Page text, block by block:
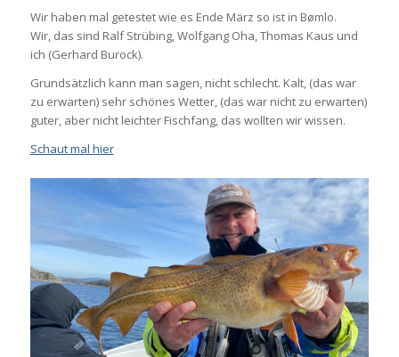
Wir haben mal getestet wie es Ende März so ist in Bømlo.
Wir, das sind Ralf Strübing, Wolfgang Oha, Thomas Kaus und
ich (Gerhard Burock).
Grundsätzlich kann man sagen, nicht schlecht. Kalt, (das war
zu erwarten) sehr schönes Wetter, (das war nicht zu erwarten)
guter, aber nicht leichter Fischfang, das wollten wir wissen.
Schaut mal hier